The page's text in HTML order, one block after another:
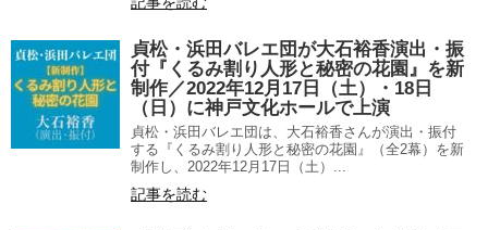
貞松・浜田バレエ団が大石裕香演出・振
付『くるみ割り人形と秘密の花園』を新
制作／2022年12月17日（土）・18日
（日）に神戸文化ホールで上演
貞松・浜田バレエ団は、大石裕香さんが演出・振付
する『くるみ割り人形と秘密の花園』（全2幕）を新
制作し、2022年12月17日（土）...
記事を読む